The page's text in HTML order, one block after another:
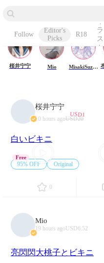
Editor's Picks
Follow
Editor's
Picks
R18
ラ
ス
ト
桜井宁宁 Mio MisakiSuzuki
桜井宁宁
10 hours agoUSD20
USD1
白いビキニ
Free
95% OFF
Original
0
Mio
19 hours agoUSD6.52
亮閃閃大桃子とビキニ